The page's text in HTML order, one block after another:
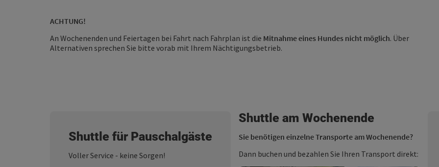
ACHTUNG!
An Wochenenden und Feiertagen bei Fahrt nach Fahrplan ist die Mitnahme eines Hundes nicht möglich. Über
Alternativen sprechen Sie bitte vorab mit Ihrem Nächtigungsbetrieb.
Shuttle für Pauschalgäste
Voller Service - keine Sorgen!
Shuttle am Wochenende
Sie benötigen einzelne Transporte am Wochenende?
Dann buchen und bezahlen Sie Ihren Transport direkt: